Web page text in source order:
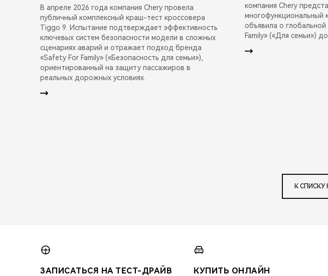
В апреле 2026 года компания Chery провела
публичный комплексный краш-тест кроссовера
Tiggo 9. Испытание подтверждает эффективность
ключевых систем безопасности модели в сложных
сценариях аварий и отражает подход бренда
«Safety For Family» («Безопасность для семьи»),
ориентированный на защиту пассажиров в
реальных дорожных условиях.
компания Chery
многофункциональный
объявила о глобальной
Family» («Для семьи») до
К СПИСКУ
ЗАПИСАТЬСЯ НА ТЕСТ-ДРАЙВ КУПИТЬ ОНЛАЙН